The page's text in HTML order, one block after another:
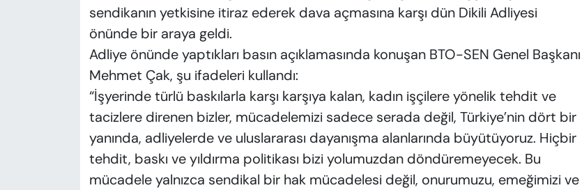
sendikanın yetkisine itiraz ederek dava açmasına karşı dün Dikili Adliyesi
önünde bir araya geldi.
Adliye önünde yaptıkları basın açıklamasında konuşan BTO-SEN Genel Başkanı
Mehmet Çak, şu ifadeleri kullandı:
“İşyerinde türlü baskılarla karşı karşıya kalan, kadın işçilere yönelik tehdit ve
tacizlere direnen bizler, mücadelemizi sadece serada değil, Türkiye’nin dört bir
yanında, adliyelerde ve uluslararası dayanışma alanlarında büyütüyoruz. Hiçbir
tehdit, baskı ve yıldırma politikası bizi yolumuzdan döndüremeyecek. Bu
mücadele yalnızca sendikal bir hak mücadelesi değil, onurumuzu, emeğimizi ve
VAN VE DİYARBAKIR HABERLERİ